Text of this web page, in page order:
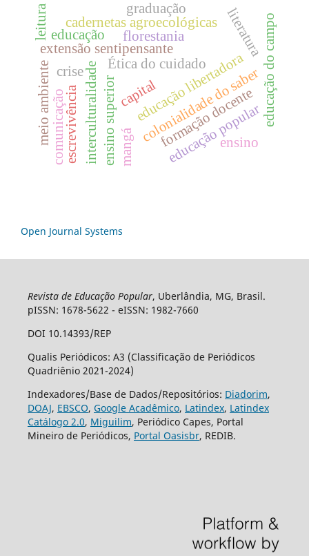
extensão sentipensante
colonialidade do saber
educação libertadora
florestania
Ética do cuidado educação do campo
interculturalidade formação docente
ensino superior
cadernetas agroecológicas
educação popular
crise
capital
meio ambiente ensino
graduação
escrevivência
literatura
educação
comunicação mangá
leitura
Open Journal Systems
Revista de Educação Popular, Uberlândia, MG, Brasil.
pISSN: 1678-5622 - eISSN: 1982-7660
DOI 10.14393/REP
Qualis Periódicos: A3 (Classificação de Periódicos
Quadriênio 2021-2024)
Indexadores/Base de Dados/Repositórios: Diadorim,
DOAJ, EBSCO, Google Acadêmico, Latindex, Latindex
Catálogo 2.0, Miguilim, Periódico Capes, Portal
Mineiro de Periódicos, Portal Oasisbr, REDIB.